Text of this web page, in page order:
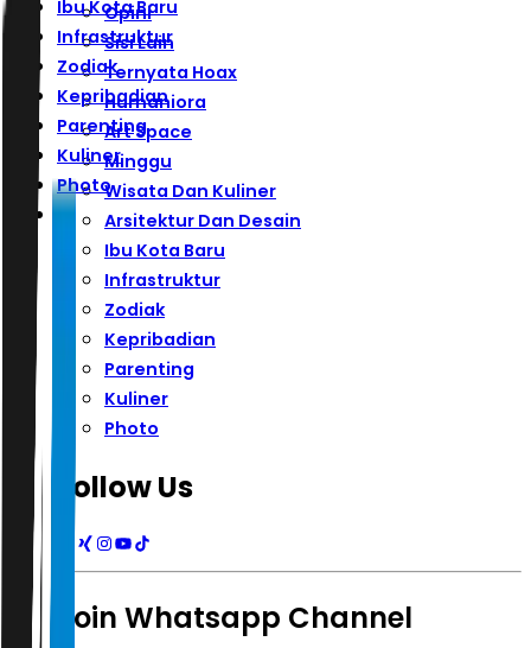
Ibu Kota Baru
Infrastruktur
Zodiak
Kepribadian
Parenting
Kuliner
Photo
Opini
Sisi Lain
Ternyata Hoax
Humaniora
Art Space
Minggu
Wisata Dan Kuliner
Arsitektur Dan Desain
Ibu Kota Baru
Infrastruktur
Zodiak
Kepribadian
Parenting
Kuliner
Photo
Follow Us
Join Whatsapp Channel